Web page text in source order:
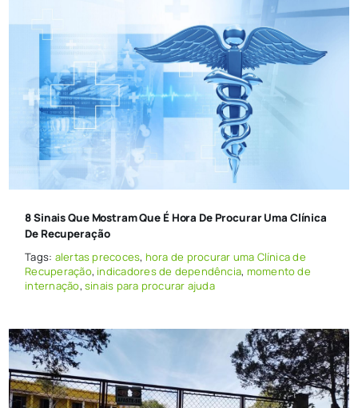
8 Sinais Que Mostram Que É Hora De Procurar Uma Clínica
De Recuperação
Tags: alertas precoces, hora de procurar uma Clínica de
Recuperação, indicadores de dependência, momento de
internação,sinais para procurar ajuda